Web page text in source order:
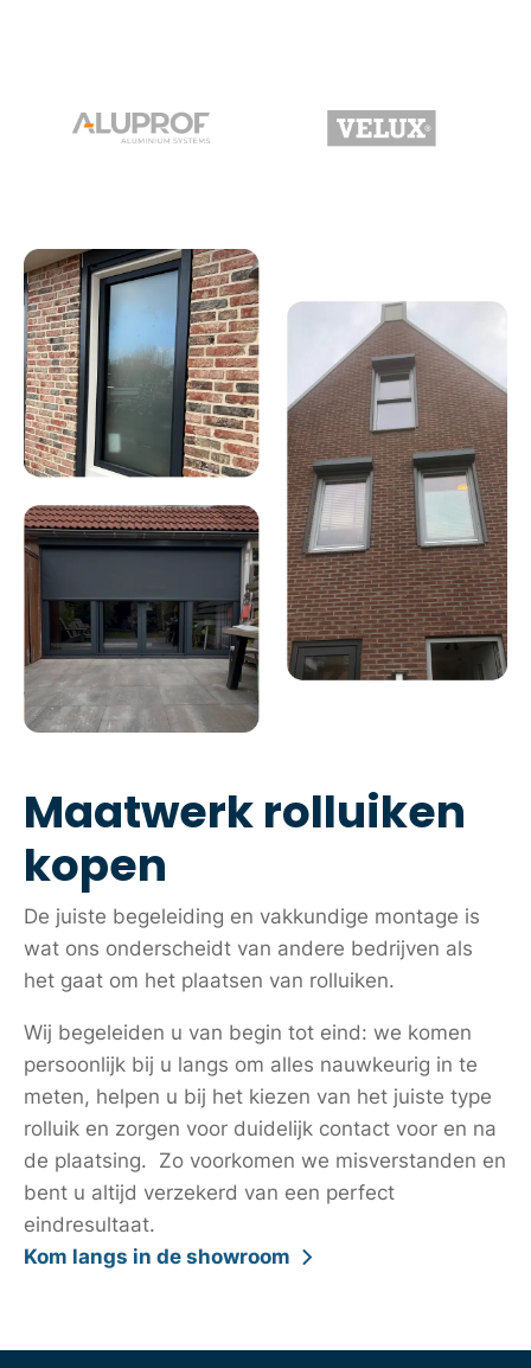
Maatwerk rolluiken
kopen
De juiste begeleiding en vakkundige montage is
wat ons onderscheidt van andere bedrijven als
het gaat om het plaatsen van rolluiken.
Wij begeleiden u van begin tot eind: we komen
persoonlijk bij u langs om alles nauwkeurig in te
meten, helpen u bij het kiezen van het juiste type
rolluik en zorgen voor duidelijk contact voor en na
de plaatsing. Zo voorkomen we misverstanden en
bent u altijd verzekerd van een perfect
eindresultaat.
Kom langs in de showroom